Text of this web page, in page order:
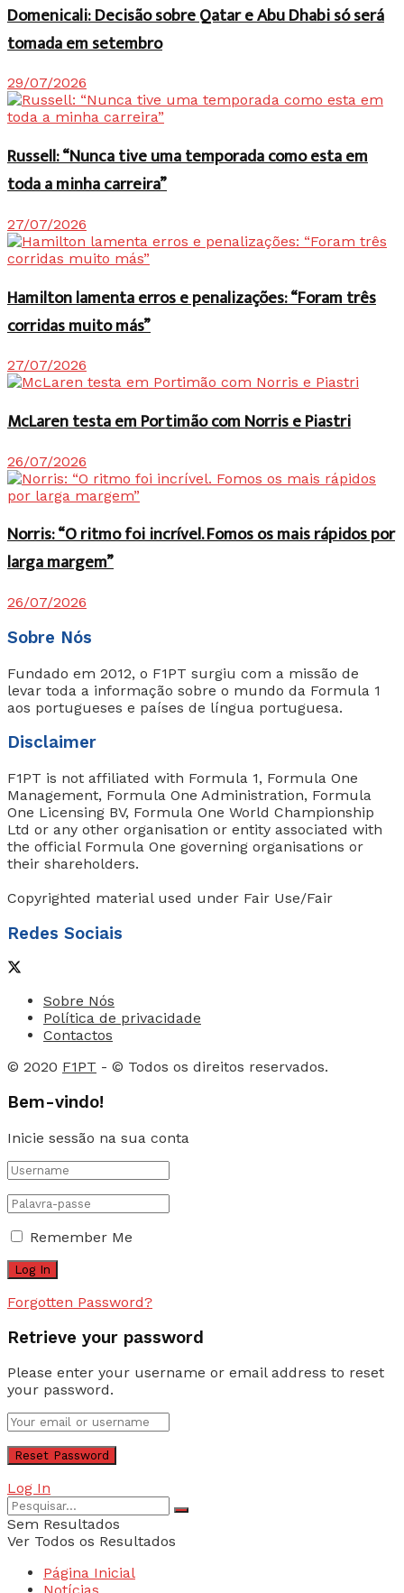
Domenicali: Decisão sobre Qatar e Abu Dhabi só será
tomada em setembro
29/07/2026
Russell: “Nunca tive uma temporada como esta em
toda a minha carreira”
27/07/2026
Hamilton lamenta erros e penalizações: “Foram três
corridas muito más”
27/07/2026
McLaren testa em Portimão com Norris e Piastri
26/07/2026
Norris: “O ritmo foi incrível. Fomos os mais rápidos por
larga margem”
26/07/2026
Sobre Nós
Fundado em 2012, o F1PT surgiu com a missão de
levar toda a informação sobre o mundo da Formula 1
aos portugueses e países de língua portuguesa.
Disclaimer
F1PT is not affiliated with Formula 1, Formula One
Management, Formula One Administration, Formula
One Licensing BV, Formula One World Championship
Ltd or any other organisation or entity associated with
the official Formula One governing organisations or
their shareholders.
Copyrighted material used under Fair Use/Fair
Redes Sociais
Sobre Nós
Política de privacidade
Contactos
© 2020 F1PT - © Todos os direitos reservados.
Bem-vindo!
Inicie sessão na sua conta
Remember Me
Forgotten Password?
Retrieve your password
Please enter your username or email address to reset
your password.
Log In
Sem Resultados
Ver Todos os Resultados
Página Inicial